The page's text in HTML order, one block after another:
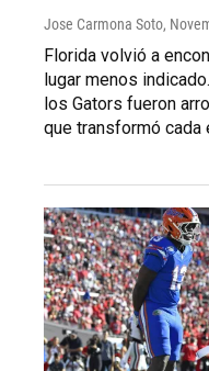
Jose Carmona Soto,
Florida volvió a
lugar menos
los Gators fueron
que transformó cada